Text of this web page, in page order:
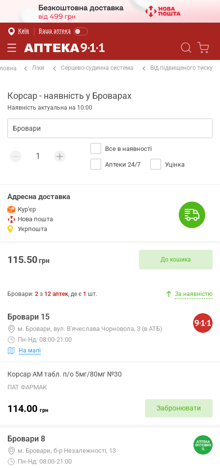
Київ Ваша аптека
Ліки Серцево-судинна система Від підвищеного тиску
Корсар - наявність у Броварах
Наявність актуальна на 10:00
Все в наявності
Аптеки 24/7 Уцінка
Адресна доставка
Кур'єр
Нова пошта
Укрпошта
115.50грн До кошика
Бровари: 2 з 12 аптек, де є 1 шт. За наявністю
Бровари 15
м. Бровари, вул. В'ячеслава Чорновола, 3 (в АТБ)
Пн-Нд: 08:00-21:00
На мапі
Корсар АМ табл. п/о 5мг/80мг №30
ПАТ ФАРМАК
114.00 грн Забронювати
Бровари 8
м. Бровари, б-р Незалежності, 13
Пн-Нд: 08:00-21:00